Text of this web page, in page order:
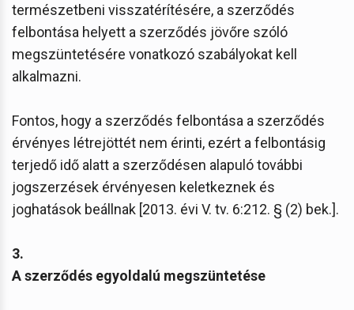
természetbeni visszatérítésére, a szerződés
felbontása helyett a szerződés jövőre szóló
megszüntetésére vonatkozó szabályokat kell
alkalmazni.
Fontos, hogy a szerződés felbontása a szerződés
érvényes létrejöttét nem érinti, ezért a felbontásig
terjedő idő alatt a szerződésen alapuló további
jogszerzések érvényesen keletkeznek és
joghatások beállnak [2013. évi V. tv. 6:212. § (2) bek.].
3.
A szerződés egyoldalú megszüntetése